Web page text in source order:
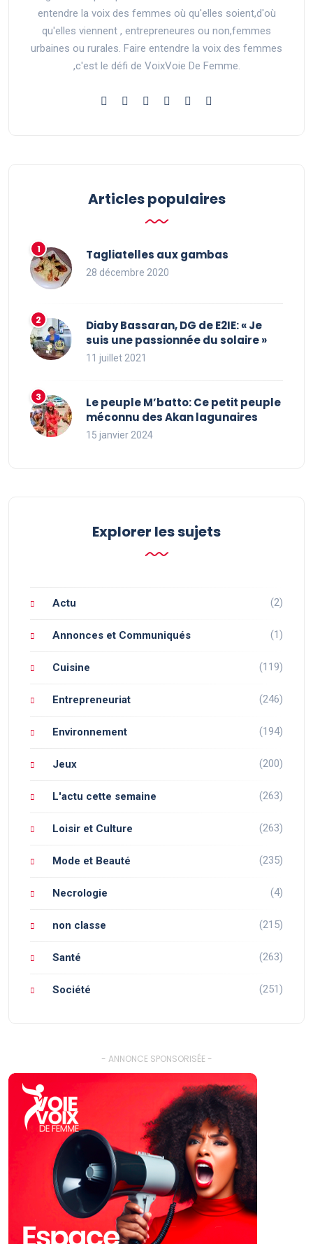
entendre la voix des femmes où qu'elles soient,d'où
qu'elles viennent , entrepreneures ou non,femmes
urbaines ou rurales. Faire entendre la voix des femmes
,c'est le défi de VoixVoie De Femme.
Articles populaires
Tagliatelles aux gambas
28 décembre 2020
Diaby Bassaran, DG de E2IE: « Je
suis une passionnée du solaire »
11 juillet 2021
Le peuple M’batto: Ce petit peuple
méconnu des Akan lagunaires
15 janvier 2024
Explorer les sujets
Actu (2)
Annonces et Communiqués (1)
Cuisine (119)
Entrepreneuriat (246)
Environnement (194)
Jeux (200)
L'actu cette semaine (263)
Loisir et Culture (263)
Mode et Beauté (235)
Necrologie (4)
non classe (215)
Santé (263)
Société (251)
- ANNONCE SPONSORISÉE -